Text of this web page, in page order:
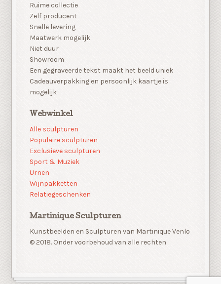
Ruime collectie
Zelf producent
Snelle levering
Maatwerk mogelijk
Niet duur
Showroom
Een gegraveerde tekst maakt het beeld uniek
Cadeauverpakking en persoonlijk kaartje is
mogelijk
Webwinkel
Alle sculpturen
Populaire sculpturen
Exclusieve sculpturen
Sport & Muziek
Urnen
Wijnpakketten
Relatiegeschenken
Martinique Sculpturen
Kunstbeelden en Sculpturen van Martinique Venlo
© 2018. Onder voorbehoud van alle rechten